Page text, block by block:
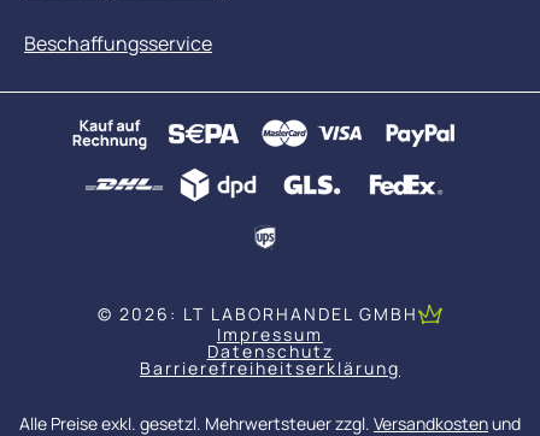
Beschaffungsservice
© 2026: LT LABORHANDEL GMBH
Impressum
Datenschutz
Barrierefreiheitserklärung
Alle Preise exkl. gesetzl. Mehrwertsteuer zzgl. Versandkostenund